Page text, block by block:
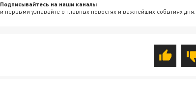
Подписывайтесь на наши каналы
и первыми узнавайте о главных новостях и важнейших событиях дня.